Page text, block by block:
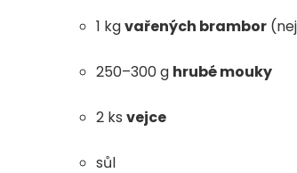
1 kgvařených brambor
250–300 g hrubé mouky
2 ks vejce
sůl